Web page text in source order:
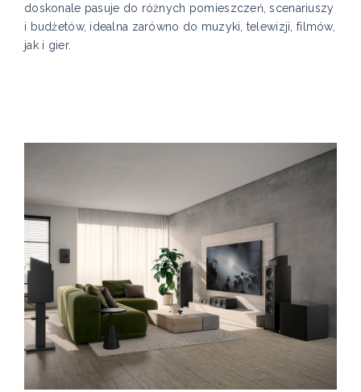
doskonale pasuje do różnych pomieszczeń, scenariuszy
i budżetów, idealna zarówno do muzyki, telewizji, filmów,
jak i gier.